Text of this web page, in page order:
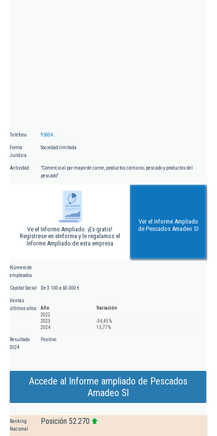
Teléfono 95004...
Forma
Jurídica
Sociedad limitada
Actividad
"Comercio al por mayor de carne, productos cárnicos; pescado y productos del
pescado"
Ve el Informe Ampliado. ¡Es gratis!
Regístrese en eInforma y le regalamos el
Informe Ampliado de esta empresa
Ver el Informe Ampliado
de Pescados Amadeo Sl
Número de
empleados
Capital Social De 3.100 a 60.000 €
Ventas
últimos años
Año
Variación
2022
2023
-34,45 %
2024
15,77 %
Resultado
2024
Positivo
Accede al Informe ampliado de Pescados
Amadeo Sl
Ranking
Nacional
Posición 52.270